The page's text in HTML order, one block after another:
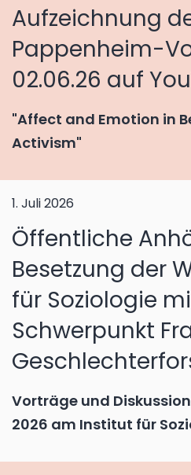
Aufzeichnung
Pappenheim-
02.06.26 auf
"Affect and Emotion in
Activism"
1. Juli 2026
Öffentliche
Besetzung der
für Soziologie
Schwerpunkt
Vorträge und
2026 am Institut für